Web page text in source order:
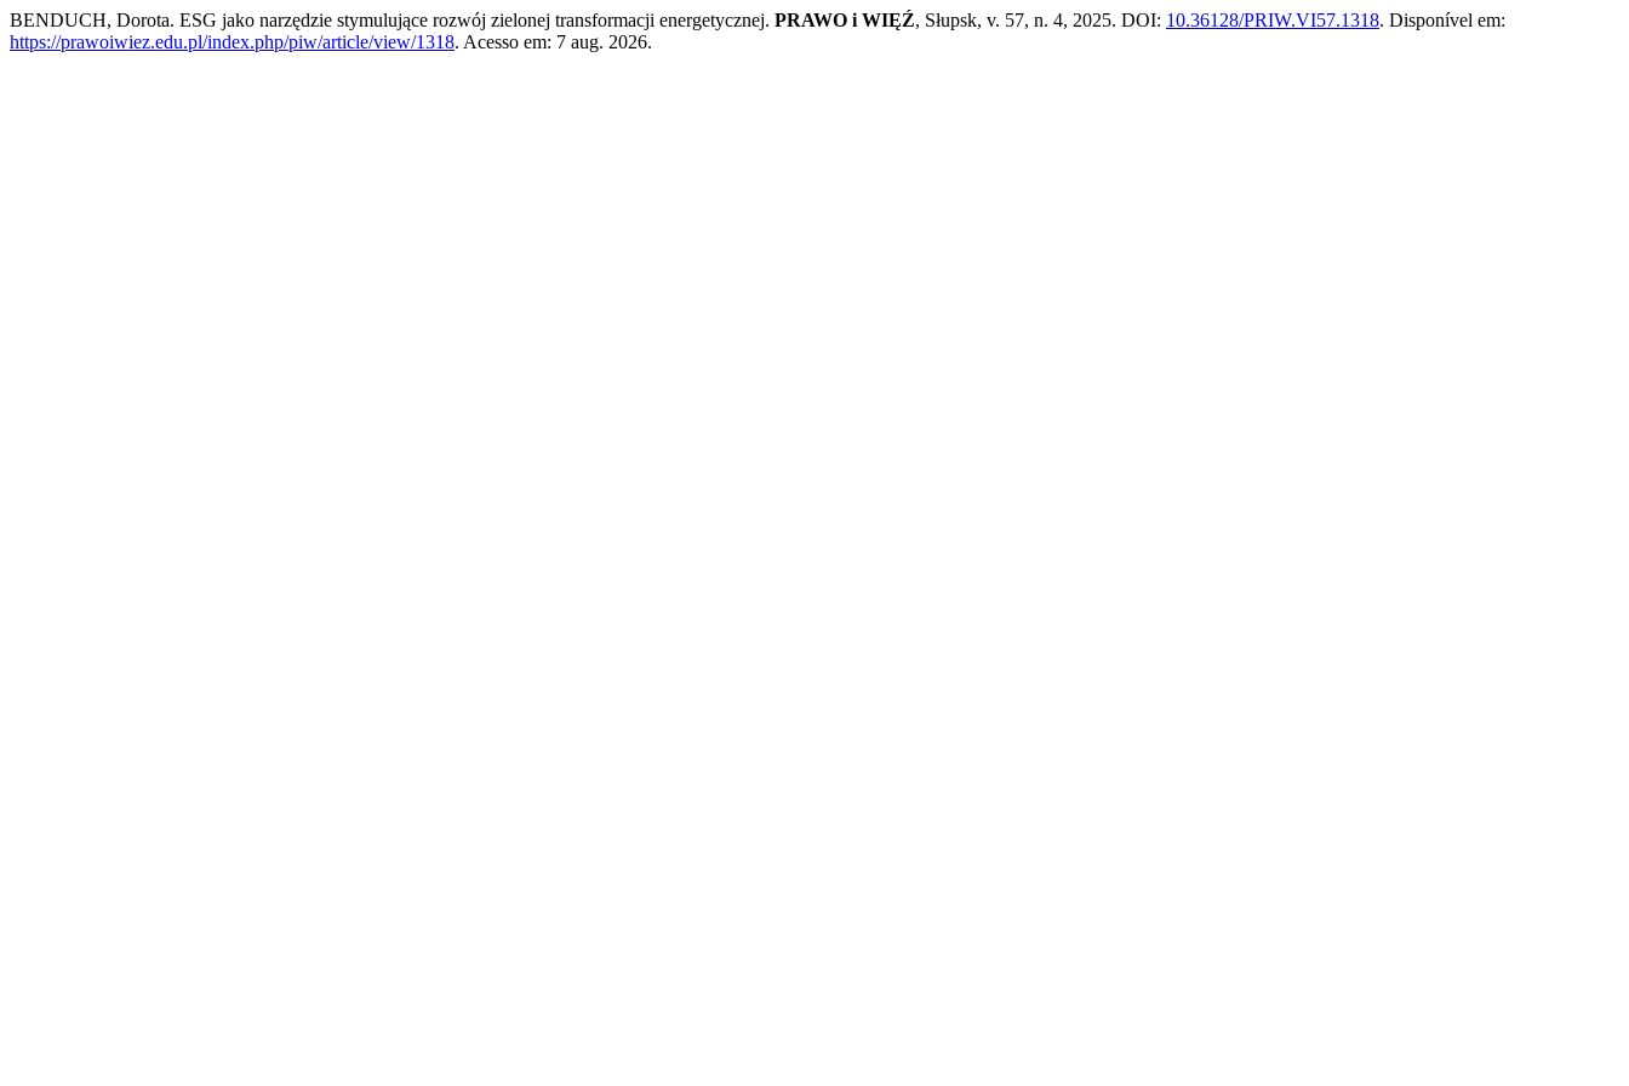
BENDUCH, Dorota. ESG jako narzędzie stymulujące rozwój zielonej transformacji energetycznej. PRAWO i WIĘŹ, Słupsk, v. 57, n. 4, 2025. DOI: 10.36128/PRIW.VI57.1318. Disponível em:
https://prawoiwiez.edu.pl/index.php/piw/article/view/1318. Acesso em: 7 aug. 2026.